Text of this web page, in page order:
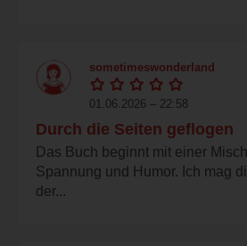
sometimeswonderland
01.06.2026 – 22:58
Durch die Seiten geflogen
Das Buch beginnt mit einer
Spannung und Humor. Ich mag
der...